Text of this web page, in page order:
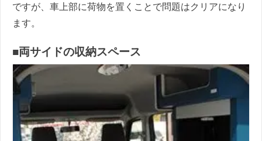
ですが、車上部に荷物を置くことで問題はクリアになり
ます。
■両サイドの収納スペース